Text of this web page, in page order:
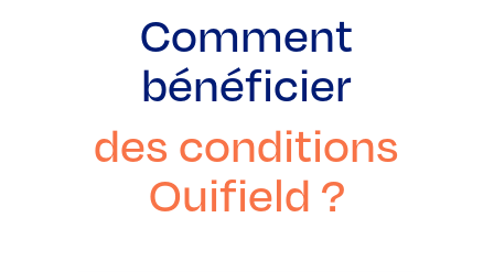
Comment
bénéficier
des conditions
Ouifield ?